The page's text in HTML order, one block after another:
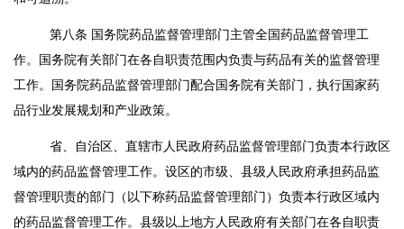
第八条 国务院药品监督管理部门主管全国药品监督管理工
作。国务院有关部门在各自职责范围内负责与药品有关的监督管理
工作。国务院药品监督管理部门配合国务院有关部门，执行国家药
品行业发展规划和产业政策。
省、自治区、直辖市人民政府药品监督管理部门负责本行政区
域内的药品监督管理工作。设区的市级、县级人民政府承担药品监
督管理职责的部门（以下称药品监督管理部门）负责本行政区域内
的药品监督管理工作。县级以上地方人民政府有关部门在各自职责